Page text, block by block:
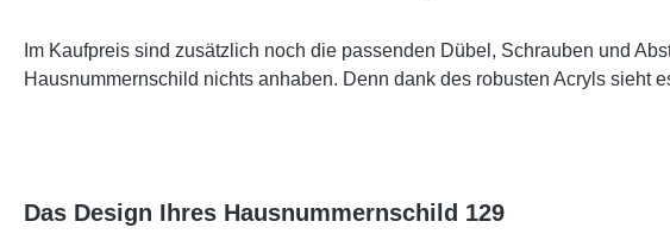
Im Kaufpreis sind zusätzlich noch die passenden Dübel, Schrauben und
Hausnummernschild nichts anhaben. Denn dank des robusten Acryls sieht
Das Design Ihres Hausnummernschild 129